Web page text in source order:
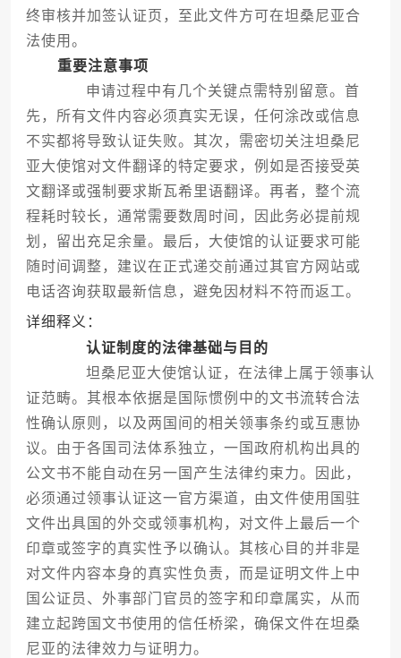
终审核并加签认证页，至此文件方可在坦桑尼亚合
法使用。
重要注意事项
申请过程中有几个关键点需特别留意。首
先，所有文件内容必须真实无误，任何涂改或信息
不实都将导致认证失败。其次，需密切关注坦桑尼
亚大使馆对文件翻译的特定要求，例如是否接受英
文翻译或强制要求斯瓦希里语翻译。再者，整个流
程耗时较长，通常需要数周时间，因此务必提前规
划，留出充足余量。最后，大使馆的认证要求可能
随时间调整，建议在正式递交前通过其官方网站或
电话咨询获取最新信息，避免因材料不符而返工。
详细释义：
认证制度的法律基础与目的
坦桑尼亚大使馆认证，在法律上属于领事认
证范畴。其根本依据是国际惯例中的文书流转合法
性确认原则，以及两国间的相关领事条约或互惠协
议。由于各国司法体系独立，一国政府机构出具的
公文书不能自动在另一国产生法律约束力。因此，
必须通过领事认证这一官方渠道，由文件使用国驻
文件出具国的外交或领事机构，对文件上最后一个
印章或签字的真实性予以确认。其核心目的并非是
对文件内容本身的真实性负责，而是证明文件上中
国公证员、外事部门官员的签字和印章属实，从而
建立起跨国文书使用的信任桥梁，确保文件在坦桑
尼亚的法律效力与证明力。